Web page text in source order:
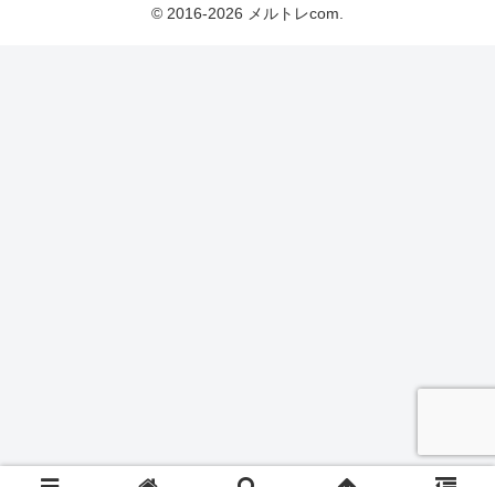
© 2016-2026 メルトレcom.